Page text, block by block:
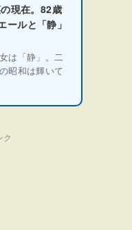
現在。82歳
ールと「静」
は「静」。二
昭和は輝いて
ク